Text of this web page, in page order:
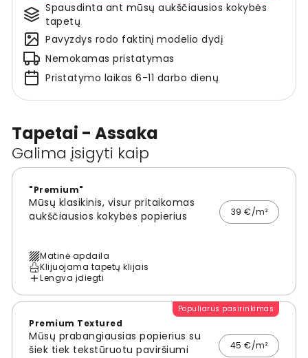
Tapetai - Assaka
Galima įsigyti kaip
"Premium"
Mūsų klasikinis, visur pritaikomas
aukščiausios kokybės popierius
39 €/m²
Matinė apdaila
Klijuojama tapetų klijais
Lengva įdiegti
Populiarus pasirinkimas
Premium Textured
Mūsų prabangiausias popierius su
šiek tiek tekstūruotu paviršiumi
45 €/m²
Spausdinta ant mūsų aukščiausios kokybės
tapetų
Pavyzdys rodo faktinį modelio dydį
Nemokamas pristatymas
Pristatymo laikas 6-11 darbo dienų